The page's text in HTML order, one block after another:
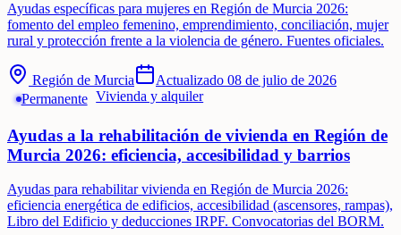
Ayudas específicas para mujeres en Región de Murcia 2026:
fomento del empleo femenino, emprendimiento, conciliación, mujer
rural y protección frente a la violencia de género. Fuentes oficiales.
Región de Murcia Actualizado 08 de julio de 2026
Permanente Vivienda y alquiler
Ayudas a la rehabilitación de vivienda en Región de
Murcia 2026: eficiencia, accesibilidad y barrios
Ayudas para rehabilitar vivienda en Región de Murcia 2026:
eficiencia energética de edificios, accesibilidad (ascensores, rampas),
Libro del Edificio y deducciones IRPF. Convocatorias del BORM.